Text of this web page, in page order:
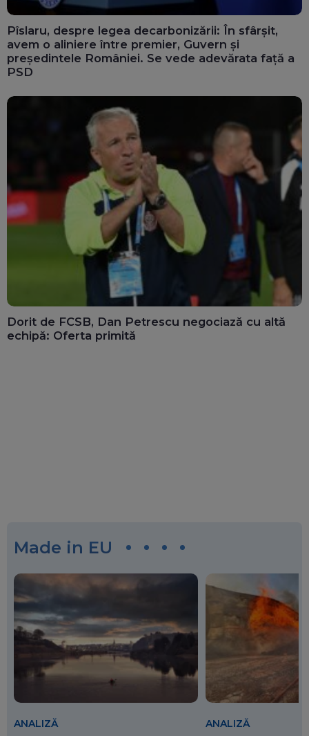
Pîslaru, despre legea decarbonizării: În sfârșit,
avem o aliniere între premier, Guvern și
președintele României. Se vede adevărata față a
PSD
Dorit de FCSB, Dan Petrescu negociază cu altă
echipă: Oferta primită
Made in EU
ANALIZĂ
ANALIZĂ